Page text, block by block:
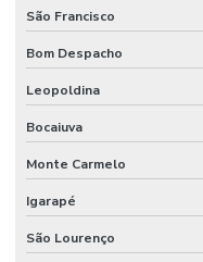
São Francisco
Bom Despacho
Leopoldina
Bocaiuva
Monte Carmelo
Igarapé
São Lourenço